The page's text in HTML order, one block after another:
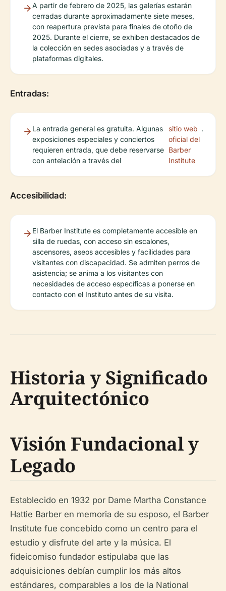
A partir de febrero de 2025, las galerías estarán
cerradas durante aproximadamente siete meses,
con reapertura prevista para finales de otoño de
2025. Durante el cierre, se exhiben destacados de
la colección en sedes asociadas y a través de
plataformas digitales.
Entradas:
La entrada general es gratuita. Algunas
exposiciones especiales y conciertos
requieren entrada, que debe reservarse
con antelación a través del
sitio web
oficial del
Barber
Institute
.
Accesibilidad:
El Barber Institute es completamente accesible en
silla de ruedas, con acceso sin escalones,
ascensores, aseos accesibles y facilidades para
visitantes con discapacidad. Se admiten perros de
asistencia; se anima a los visitantes con
necesidades de acceso específicas a ponerse en
contacto con el Instituto antes de su visita.
Historia y Significado
Arquitectónico
Visión Fundacional y
Legado
Establecido en 1932 por Dame Martha Constance
Hattie Barber en memoria de su esposo, el Barber
Institute fue concebido como un centro para el
estudio y disfrute del arte y la música. El
fideicomiso fundador estipulaba que las
adquisiciones debían cumplir los más altos
estándares, comparables a los de la National